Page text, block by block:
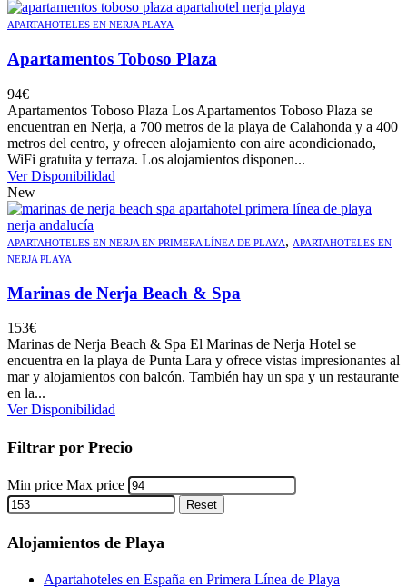
APARTAHOTELES EN NERJA PLAYA
Apartamentos Toboso Plaza
94€
Apartamentos Toboso Plaza Los Apartamentos Toboso Plaza se
encuentran en Nerja, a 700 metros de la playa de Calahonda y a 400
metros del centro, y ofrecen alojamiento con aire acondicionado,
WiFi gratuita y terraza. Los alojamientos disponen...
Ver Disponibilidad
New
APARTAHOTELES EN NERJA EN PRIMERA LÍNEA DE PLAYA, APARTAHOTELES EN
NERJA PLAYA
Marinas de Nerja Beach & Spa
153€
Marinas de Nerja Beach & Spa El Marinas de Nerja Hotel se
encuentra en la playa de Punta Lara y ofrece vistas impresionantes al
mar y alojamientos con balcón. También hay un spa y un restaurante
en la...
Ver Disponibilidad
Filtrar por Precio
Min price Max price
Reset
Alojamientos de Playa
Apartahoteles en España en Primera Línea de Playa